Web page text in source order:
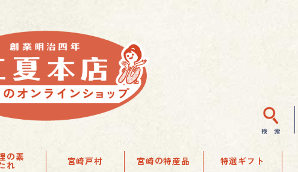
検 索
の素
れ 宮崎戸村 宮崎の特産品 特選ギフト